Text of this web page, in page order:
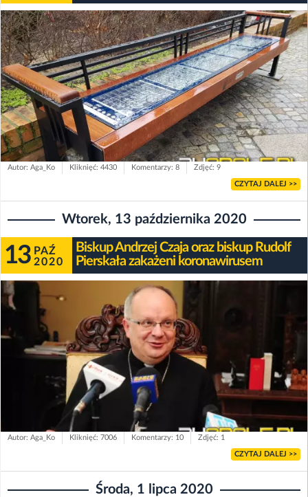
Autor: Aga_Ko Kliknięć: 4430 Komentarzy: 8 Zdjęć: 9
CZYTAJ DALEJ >>
Wtorek, 13 października 2020
13 PAŹ
2020
Biskup Andrzej Czaja oraz biskup Rudolf
Pierskała zakażeni koronawirusem
Autor: Aga_Ko Kliknięć: 7006 Komentarzy: 10 Zdjęć: 1
CZYTAJ DALEJ >>
Środa, 1 lipca 2020